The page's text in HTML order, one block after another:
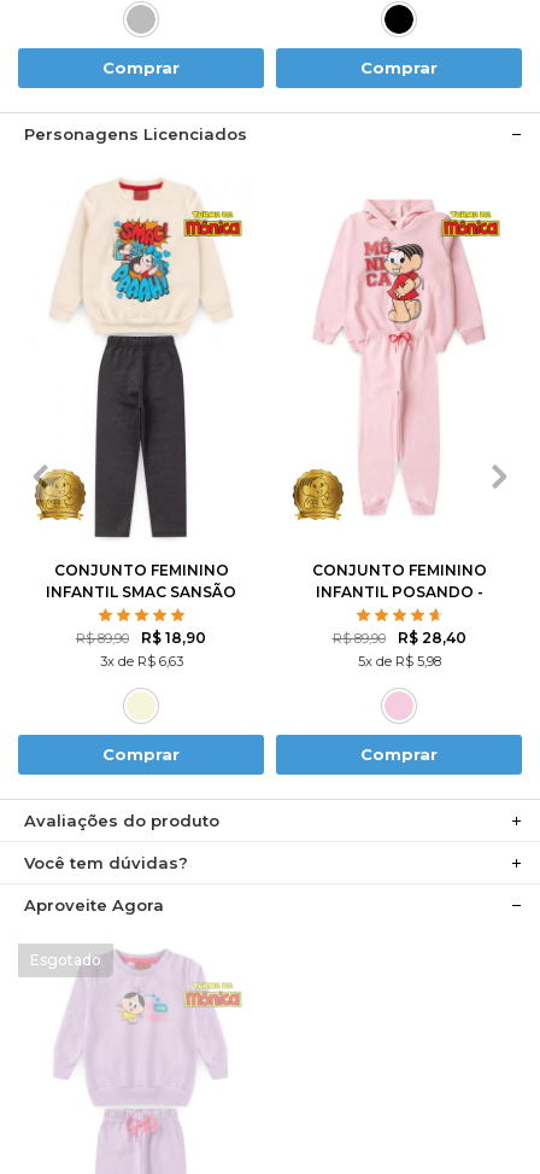
Comprar Comprar
Personagens Licenciados
1 3 4
CONJUNTO FEMININO
INFANTIL SMAC SANSÃO
- TURMA DA MÔNICA
R$ 89,90 R$ 18,90
3x de R$ 6,63
Comprar
1 3
CONJUNTO FEMININO
INFANTIL POSANDO -
TURMA DA MÔNICA
R$ 89,90 R$ 28,40
5x de R$ 5,98
Comprar
Avaliações do produto
Você tem dúvidas?
Aproveite Agora